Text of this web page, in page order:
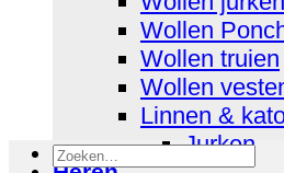
Wollen
Wollen truien
Wollen
Linnen &
Jurken
Zoeken